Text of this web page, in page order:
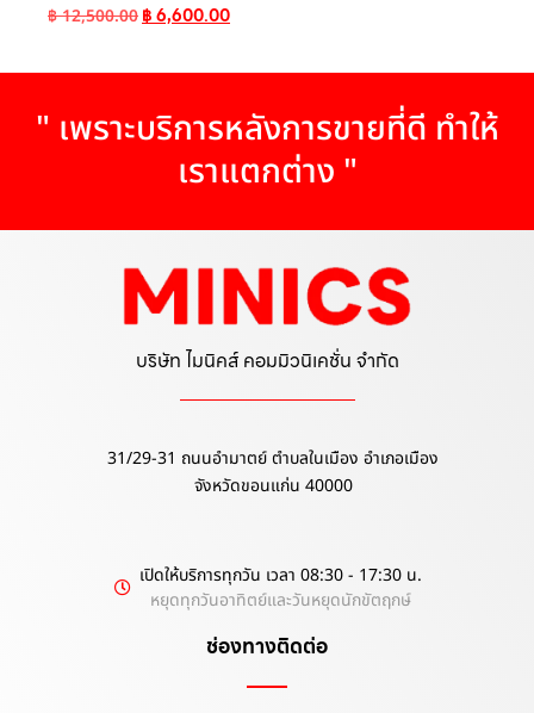
฿12,500.00฿6,600.00
" เพราะบริการหลังการขายที่ดี ทำให้
เราแตกต่าง "
บริษัท ไมนิคส์ คอมมิวนิเคชั่น จำกัด
31/29-31 ถนนอำมาตย์ ตำบลในเมือง อำเภอเมือง
จังหวัดขอนแก่น 40000
เปิดให้บริการทุกวัน เวลา 08:30 - 17:30 น.
หยุดทุกวันอาทิตย์และวันหยุดนักขัตฤกษ์
ช่องทางติดต่อ